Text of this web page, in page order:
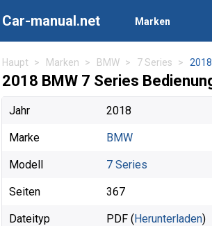
Car-manual.net Marken
Haupt Marken BMW 7 Series 2018
2018 BMW 7 Series
Jahr 2018
Marke BMW
Modell 7 Series
Seiten 367
Dateityp PDF (Herunterladen)